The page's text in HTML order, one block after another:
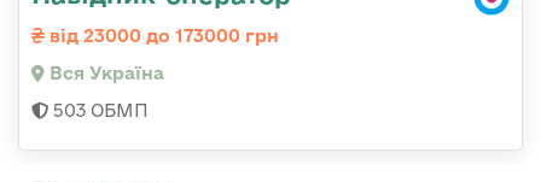
від 23000 до 173000 грн
Вся Україна
503 ОБМП